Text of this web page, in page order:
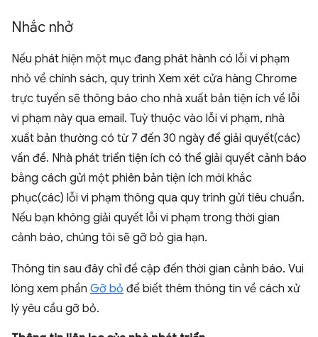
Nhắc nhở
Nếu phát hiện một mục đang phát hành có lỗi vi phạm
nhỏ về chính sách, quy trình Xem xét cửa hàng Chrome
trực tuyến sẽ thông báo cho nhà xuất bản tiện ích về lỗi
vi phạm này qua email. Tuỳ thuộc vào lỗi vi phạm, nhà
xuất bản thường có từ 7 đến 30 ngày để giải quyết(các)
vấn đề. Nhà phát triển tiện ích có thể giải quyết cảnh báo
bằng cách gửi một phiên bản tiện ích mới khắc
phục(các) lỗi vi phạm thông qua quy trình gửi tiêu chuẩn.
Nếu bạn không giải quyết lỗi vi phạm trong thời gian
cảnh báo, chúng tôi sẽ gỡ bỏ gia hạn.
Thông tin sau đây chỉ đề cập đến thời gian cảnh báo. Vui
lòng xem phần Gỡ bỏ để biết thêm thông tin về cách xử
lý yêu cầu gỡ bỏ.